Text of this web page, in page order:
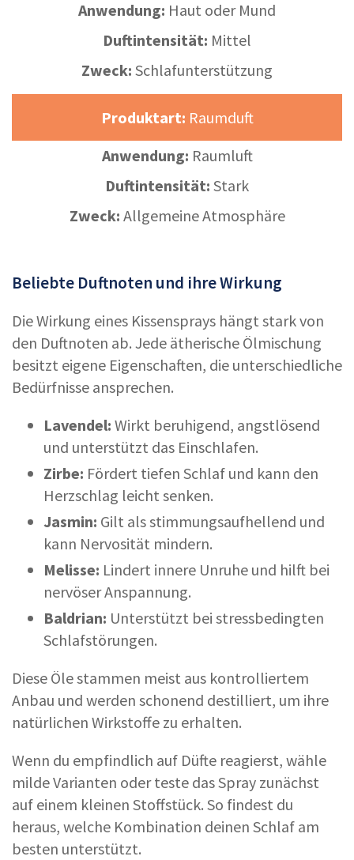
Anwendung: Haut oder Mund
Duftintensität: Mittel
Zweck: Schlafunterstützung
Produktart: Raumduft
Anwendung: Raumluft
Duftintensität: Stark
Zweck: Allgemeine Atmosphäre
Beliebte Duftnoten und ihre Wirkung
Die Wirkung eines Kissensprays hängt stark von
den Duftnoten ab. Jede ätherische Ölmischung
besitzt eigene Eigenschaften, die unterschiedliche
Bedürfnisse ansprechen.
Lavendel: Wirkt beruhigend, angstlösend
und unterstützt das Einschlafen.
Zirbe: Fördert tiefen Schlaf und kann den
Herzschlag leicht senken.
Jasmin: Gilt als stimmungsaufhellend und
kann Nervosität mindern.
Melisse: Lindert innere Unruhe und hilft bei
nervöser Anspannung.
Baldrian: Unterstützt bei stressbedingten
Schlafstörungen.
Diese Öle stammen meist aus kontrolliertem
Anbau und werden schonend destilliert, um ihre
natürlichen Wirkstoffe zu erhalten.
Wenn du empfindlich auf Düfte reagierst, wähle
milde Varianten oder teste das Spray zunächst
auf einem kleinen Stoffstück. So findest du
heraus, welche Kombination deinen Schlaf am
besten unterstützt.